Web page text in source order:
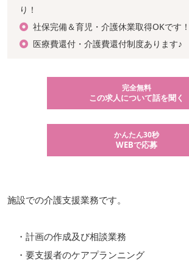
り！
社保完備＆育児・介護休業取得OKです！
医療費還付・介護費還付制度あります♪
完全無料
この求人について話を聞く
かんたん30秒
WEBで応募
施設での介護支援業務です。
・計画の作成及び相談業務
・要支援者のケアプランニング